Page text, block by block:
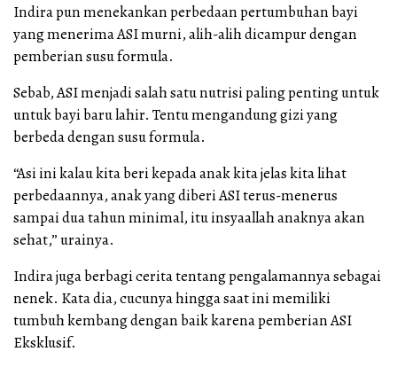
Indira pun menekankan perbedaan pertumbuhan bayi
yang menerima ASI murni, alih-alih dicampur dengan
pemberian susu formula.
Sebab, ASI menjadi salah satu nutrisi paling penting untuk
untuk bayi baru lahir. Tentu mengandung gizi yang
berbeda dengan susu formula.
“Asi ini kalau kita beri kepada anak kita jelas kita lihat
perbedaannya, anak yang diberi ASI terus-menerus
sampai dua tahun minimal, itu insyaallah anaknya akan
sehat,” urainya.
Indira juga berbagi cerita tentang pengalamannya sebagai
nenek. Kata dia, cucunya hingga saat ini memiliki
tumbuh kembang dengan baik karena pemberian ASI
Eksklusif.